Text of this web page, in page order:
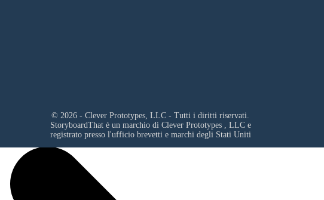
© 2026 - Clever Prototypes, LLC - Tutti i diritti riservati.
StoryboardThat è un marchio di Clever Prototypes , LLCe
registrato presso l'ufficio brevetti e marchi degli Stati Uniti